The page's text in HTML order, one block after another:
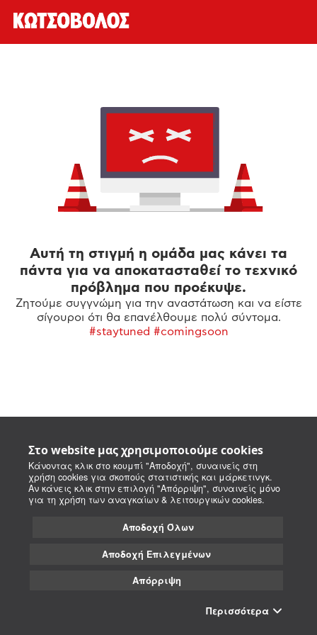
Στο website μας χρησιμοποιούμε cookies
Κάνοντας κλικ στο κουμπί "Αποδοχή", συναινείς στη
χρήση cookies για σκοπούς στατιστικής και μάρκετινγκ.
Αν κάνεις κλικ στην επιλογή "Απόρριψη", συναινείς μόνο
για τη χρήση των αναγκαίων & λειτουργικών cookies.
Αποδοχή Όλων
Αποδοχή Επιλεγμένων
Απόρριψη
Περισσότερα
Αυτή τη στιγμή η ομάδα μας κάνει τα
πάντα για να αποκατασταθεί το τεχνικό
πρόβλημα που προέκυψε.
Ζητούμε συγγνώμη για την αναστάτωση και να είστε
σίγουροι ότι θα επανέλθουμε πολύ σύντομα.
#staytuned #comingsoon